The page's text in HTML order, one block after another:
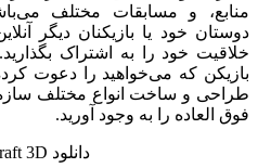
منابع، و مسابقات مختلف
دوستان خود یا بازیکنان دیگر
خلاقیت خود را به اشتراک
بازیکن که می‌خواهید را دعوت
طراحی و ساخت انواع مختلف
فوق العاده را به وجود آورید.
دانلود Block Craft 3D